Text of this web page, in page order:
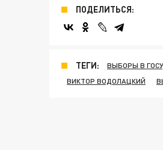
ПОДЕЛИТЬСЯ:
ТЕГИ: ВЫБОРЫ В
ВИКТОР ВОДОЛАЦКИЙ